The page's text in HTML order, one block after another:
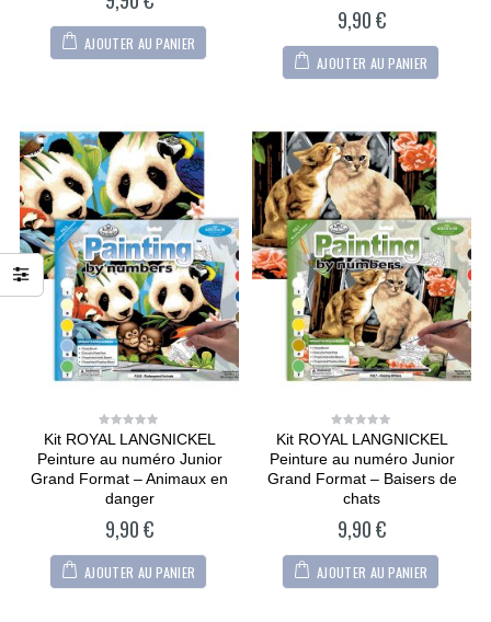
AJOUTER AU PANIER
9,90€
AJOUTER AU PANIER
0
of
5
Kit ROYAL LANGNICKEL
Peinture au numéro Junior
Grand Format – Animaux en
danger
9,90€
AJOUTER AU PANIER
0
of
5
Kit ROYAL LANGNICKEL
Peinture au numéro Junior
Grand Format – Baisers de
chats
9,90€
AJOUTER AU PANIER
CARTONIC® -
Modèle Chien
Maltipoo
0
out
of
5
36,90€
CARTONIC® -
allemand
0
out
of
36,90€
CARTONIC® -
Modèle Arty Bunny
out
CARTONIC® -
Modèle Chien
Maltipoo
0
out
of
5
36,90€
CARTONIC® -
allemand
0
out
of
36,90€
CARTONIC® -
Modèle Arty Bunny
out